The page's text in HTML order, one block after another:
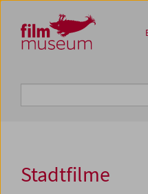
Zum Inhalt
Zum Hauptmenü
Zur Servicenavigation
Zum Suche
Stadtfilme